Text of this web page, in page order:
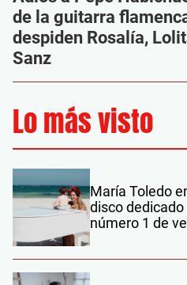
de la guitarra
despiden Rosalía,
Sanz
Lo más visto
María Toledo
disco
número 1 de